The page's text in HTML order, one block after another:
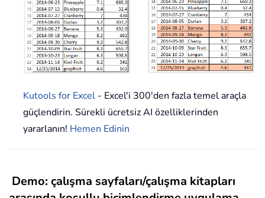
Kutools for Excel - Excel'i 300'den fazla temel araçla
güçlendirin. Sürekli ücretsiz AI özelliklerinden
yararlanın! Hemen Edinin
Demo: çalışma sayfaları/çalışma kitapları